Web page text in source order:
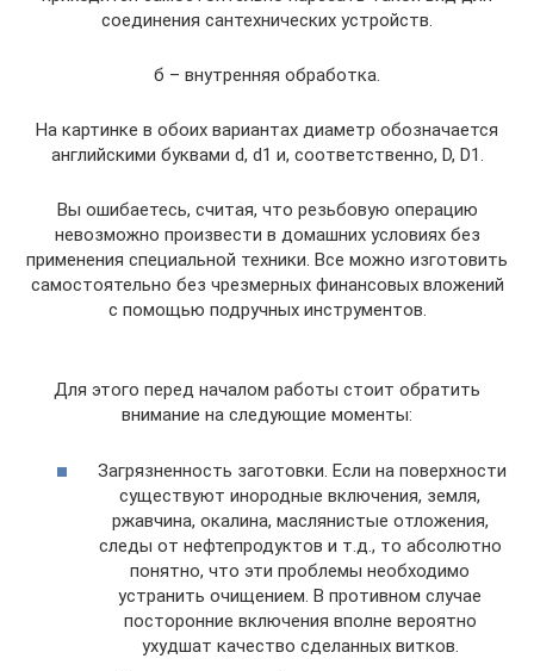
соединения сантехнических устройств.
б – внутренняя обработка.
На картинке в обоих вариантах диаметр обозначается
английскими буквами d, d1 и, соответственно, D, D1.
Вы ошибаетесь, считая, что резьбовую операцию
невозможно произвести в домашних условиях без
применения специальной техники. Все можно изготовить
самостоятельно без чрезмерных финансовых вложений
с помощью подручных инструментов.
Для этого перед началом работы стоит обратить
внимание на следующие моменты:
Загрязненность заготовки. Если на поверхности
существуют инородные включения, земля,
ржавчина, окалина, маслянистые отложения,
следы от нефтепродуктов и т.д., то абсолютно
понятно, что эти проблемы необходимо
устранить очищением. В противном случае
посторонние включения вполне вероятно
ухудшат качество сделанных витков.